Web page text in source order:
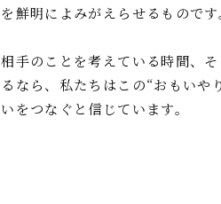
を鮮明によみがえらせるものです
相手のことを考えている時間、
るなら、私たちはこの“おもいや
いをつなぐと信じています。